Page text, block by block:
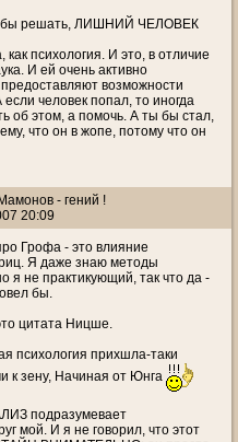
решать, ЛИШНИЙ ЧЕЛОВЕК
как психология. И это, в отличие
И ей очень активно
возможности
человек попал, то иногда
об этом, а помочь. А ты бы стал,
что он в жопе, потому что он
- гений !
20:09
Грофа - это влияние
Я даже знаю методы
я не практикующий, так что да -
бы.
цитата Ницше.
психология прихшла-таки
к зену, Начиная от Юнга
подразумевает
мой. И я не говорил, что этот